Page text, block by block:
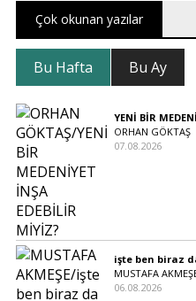
Çok okunan yazılar
Bu Hafta Bu Ay
YENİ BİR
ORHAN GÖKTAŞ
07.08.2026
işte ben biraz
MUSTAFA
06.08.2026